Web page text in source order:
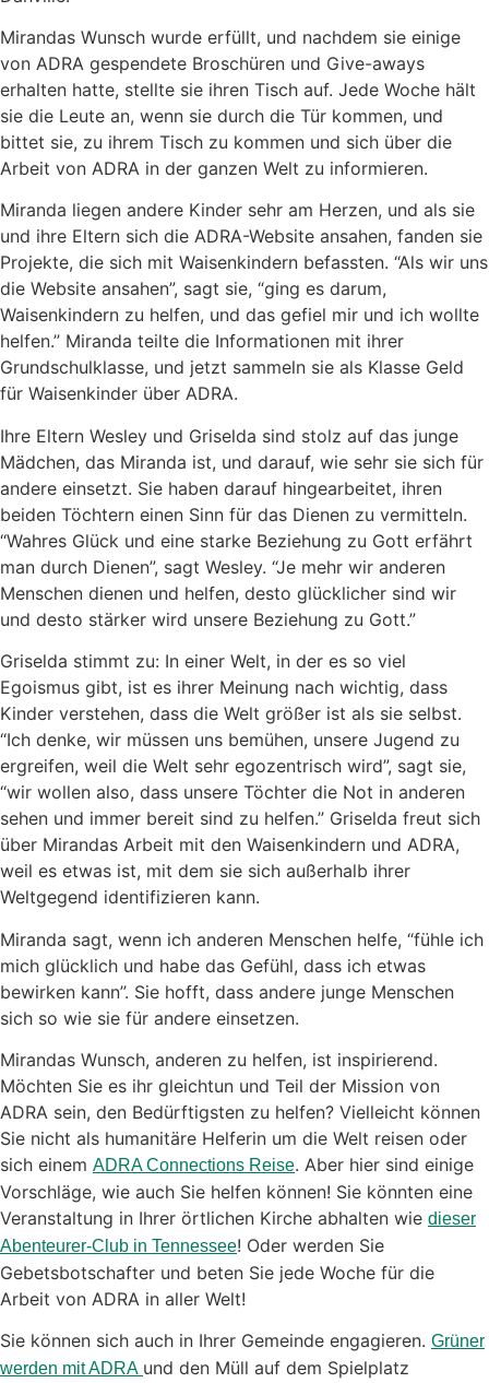
Mirandas Wunsch wurde erfüllt, und nachdem sie einige
von ADRA gespendete Broschüren und Give-aways
erhalten hatte, stellte sie ihren Tisch auf. Jede Woche hält
sie die Leute an, wenn sie durch die Tür kommen, und
bittet sie, zu ihrem Tisch zu kommen und sich über die
Arbeit von ADRA in der ganzen Welt zu informieren.
Miranda liegen andere Kinder sehr am Herzen, und als sie
und ihre Eltern sich die ADRA-Website ansahen, fanden sie
Projekte, die sich mit Waisenkindern befassten. “Als wir uns
die Website ansahen”, sagt sie, “ging es darum,
Waisenkindern zu helfen, und das gefiel mir und ich wollte
helfen.” Miranda teilte die Informationen mit ihrer
Grundschulklasse, und jetzt sammeln sie als Klasse Geld
für Waisenkinder über ADRA.
Ihre Eltern Wesley und Griselda sind stolz auf das junge
Mädchen, das Miranda ist, und darauf, wie sehr sie sich für
andere einsetzt. Sie haben darauf hingearbeitet, ihren
beiden Töchtern einen Sinn für das Dienen zu vermitteln.
“Wahres Glück und eine starke Beziehung zu Gott erfährt
man durch Dienen”, sagt Wesley. “Je mehr wir anderen
Menschen dienen und helfen, desto glücklicher sind wir
und desto stärker wird unsere Beziehung zu Gott.”
Griselda stimmt zu: In einer Welt, in der es so viel
Egoismus gibt, ist es ihrer Meinung nach wichtig, dass
Kinder verstehen, dass die Welt größer ist als sie selbst.
“Ich denke, wir müssen uns bemühen, unsere Jugend zu
ergreifen, weil die Welt sehr egozentrisch wird”, sagt sie,
“wir wollen also, dass unsere Töchter die Not in anderen
sehen und immer bereit sind zu helfen.” Griselda freut sich
über Mirandas Arbeit mit den Waisenkindern und ADRA,
weil es etwas ist, mit dem sie sich außerhalb ihrer
Weltgegend identifizieren kann.
Miranda sagt, wenn ich anderen Menschen helfe, “fühle ich
mich glücklich und habe das Gefühl, dass ich etwas
bewirken kann”. Sie hofft, dass andere junge Menschen
sich so wie sie für andere einsetzen.
Mirandas Wunsch, anderen zu helfen, ist inspirierend.
Möchten Sie es ihr gleichtun und Teil der Mission von
ADRA sein, den Bedürftigsten zu helfen? Vielleicht können
Sie nicht als humanitäre Helferin um die Welt reisen oder
sich einem ADRA Connections Reise. Aber hier sind einige
Vorschläge, wie auch Sie helfen können! Sie könnten eine
Veranstaltung in Ihrer örtlichen Kirche abhalten wie dieser
Abenteurer-Club in Tennessee! Oder werden Sie
Gebetsbotschafter und beten Sie jede Woche für die
Arbeit von ADRA in aller Welt!
Sie können sich auch in Ihrer Gemeinde engagieren. Grüner
werden mit ADRA und den Müll auf dem Spielplatz